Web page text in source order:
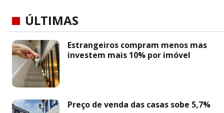
ÚLTIMAS
Estrangeiros compram menos mas
investem mais 10% por imóvel
Preço de venda das casas sobe 5,7%